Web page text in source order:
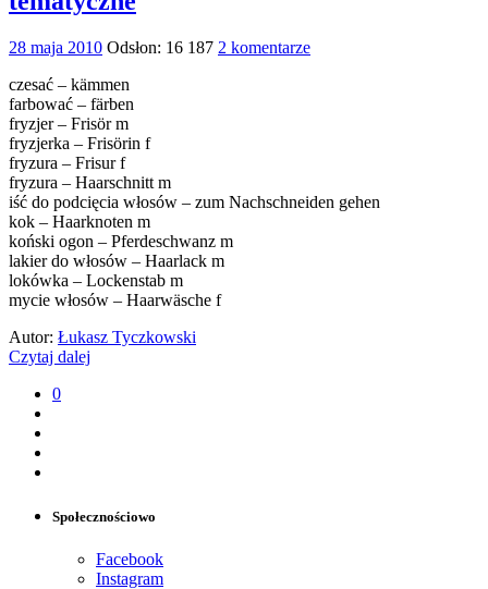
28 maja 2010 Odsłon: 16 187 2 komentarze
czesać – kämmen
farbować – färben
fryzjer – Frisör m
fryzjerka – Frisörin f
fryzura – Frisur f
fryzura – Haarschnitt m
iść do podcięcia włosów – zum Nachschneiden gehen
kok – Haarknoten m
koński ogon – Pferdeschwanz m
lakier do włosów – Haarlack m
lokówka – Lockenstab m
mycie włosów – Haarwäsche f
Autor: Łukasz Tyczkowski
Czytaj dalej
0
Społecznościowo
Facebook
Instagram